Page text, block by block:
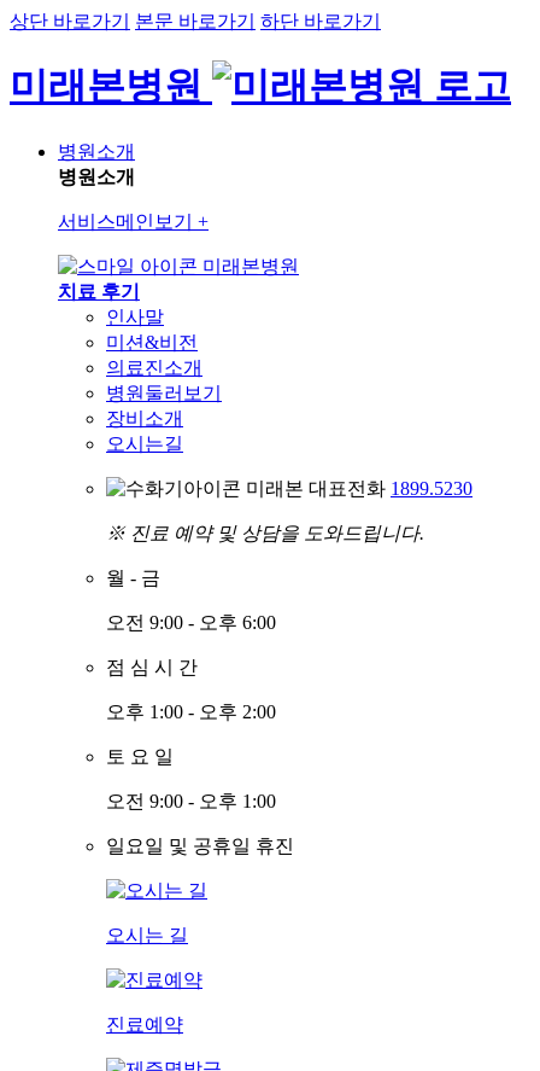
상단 바로가기 본문 바로가기 하단 바로가기
미래본병원
병원소개
병원소개
서비스메인보기 +
미래본병원
치료 후기
인사말
미션&비전
의료진소개
병원둘러보기
장비소개
오시는길
미래본 대표전화 1899.5230
※ 진료 예약 및 상담을 도와드립니다.
월 - 금
오전 9:00 - 오후 6:00
점 심 시 간
오후 1:00 - 오후 2:00
토 요 일
오전 9:00 - 오후 1:00
일요일 및 공휴일 휴진
오시는 길
진료예약